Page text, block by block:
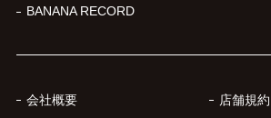
BANANA RECORD
会社概要 店舗規約